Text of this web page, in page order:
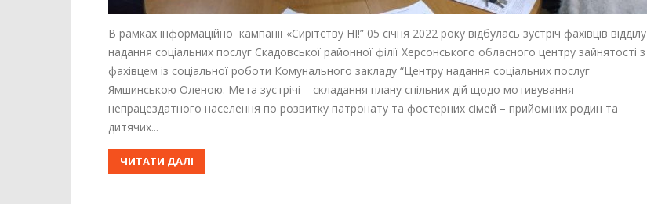
В рамках інформаційної кампанії «Сирітству НІ!” 05 січня 2022 року відбулась зустріч фахівців відділу
надання соціальних послуг Скадовської районної філії Херсонського обласного центру зайнятості з
фахівцем із соціальної роботи Комунального закладу “Центру надання соціальних послуг
Ямшинською Оленою. Мета зустрічі – складання плану спільних дій щодо мотивування
непрацездатного населення по розвитку патронату та фостерних сімей – прийомних родин та
дитячих...
ЧИТАТИ ДАЛІ